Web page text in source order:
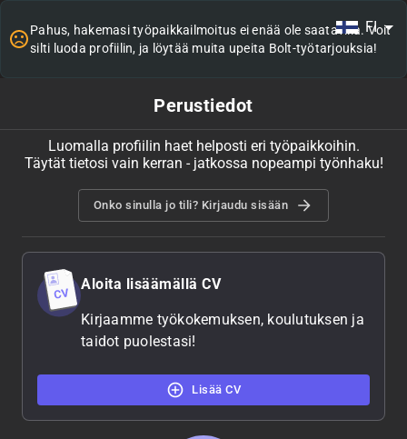
FI
Pahus, hakemasi työpaikkailmoitus ei enää ole saatavilla. Voit
silti luoda profiilin, ja löytää muita upeita Bolt-työtarjouksia!
Perustiedot
Luomalla profiilin haet helposti eri työpaikkoihin.
Täytät tietosi vain kerran - jatkossa nopeampi työnhaku!
Onko sinulla jo tili? Kirjaudu sisään
Aloita lisäämällä CV
Kirjaamme työkokemuksen, koulutuksen ja
taidot puolestasi!
Lisää CV